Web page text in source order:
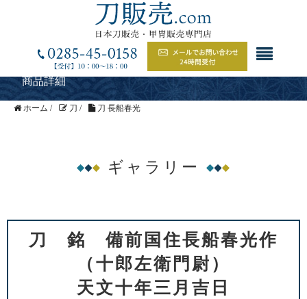
商品詳細
ホーム / 刀 / 刀 長船春光
ギャラリー
刀 銘 備前国住長船春光作
（十郎左衛門尉）
天文十年三月吉日